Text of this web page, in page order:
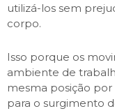
utilizá-los sem
corpo.
Isso porque os
ambiente de
mesma posição
para o surgimento